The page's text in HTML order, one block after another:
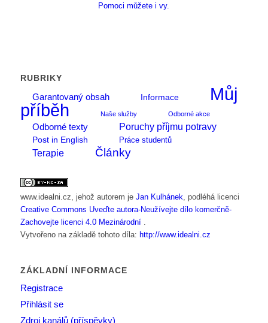
Pomoci můžete i vy.
RUBRIKY
Garantovaný obsah
Informace
Můj
příběh
Naše služby Odborné akce
Odborné texty Poruchy příjmu potravy
Post in English Práce studentů
Terapie Články
www.idealni.cz , jehož autorem je Jan Kulhánek , podléhá licenci
Creative Commons Uveďte autora-Neužívejte dílo komerčně-
Zachovejte licenci 4.0 Mezinárodní
Vytvořeno na základě tohoto díla: http://www.idealni.cz
ZÁKLADNÍ INFORMACE
Registrace
Přihlásit se
Zdroj kanálů (příspěvky)